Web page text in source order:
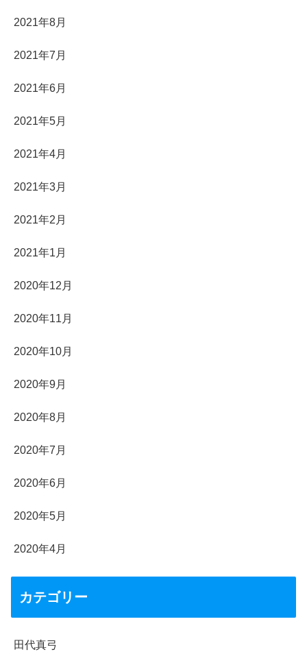
2021年8月
2021年7月
2021年6月
2021年5月
2021年4月
2021年3月
2021年2月
2021年1月
2020年12月
2020年11月
2020年10月
2020年9月
2020年8月
2020年7月
2020年6月
2020年5月
2020年4月
カテゴリー
田代真弓